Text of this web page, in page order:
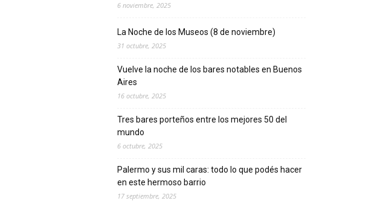
6 noviembre, 2025
La Noche de los Museos (8 de noviembre)
31 octubre, 2025
Vuelve la noche de los bares notables en Buenos
Aires
16 octubre, 2025
Tres bares porteños entre los mejores 50 del
mundo
6 octubre, 2025
Palermo y sus mil caras: todo lo que podés hacer
en este hermoso barrio
17 septiembre, 2025